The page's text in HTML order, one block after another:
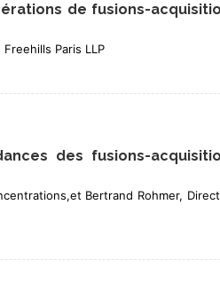
de fusions-
Paris LLP
des fusions-
Bertrand Rohmer,